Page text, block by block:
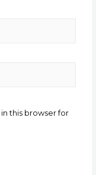
this browser for